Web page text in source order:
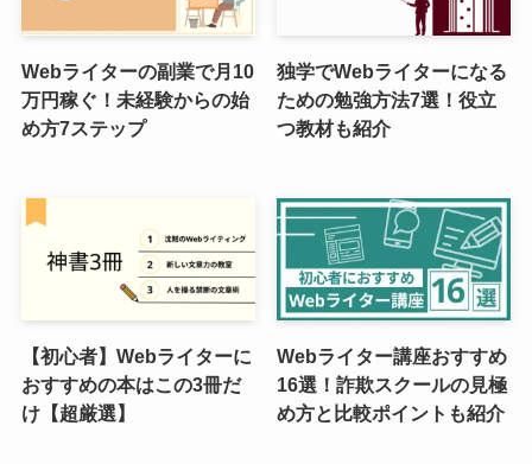
Webライターの副業で月10
万円稼ぐ！未経験からの始
め方7ステップ
独学でWebライターになる
ための勉強方法7選！役立
つ教材も紹介
【初心者】Webライターに
おすすめの本はこの3冊だ
け【超厳選】
Webライター講座おすすめ
16選！詐欺スクールの見極
め方と比較ポイントも紹介